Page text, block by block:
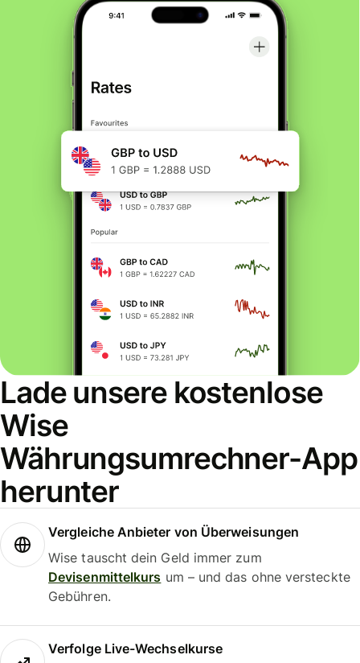
Lade unsere kostenlose
Wise
Währungsumrechner-App
herunter
Vergleiche Anbieter von Überweisungen
Wise tauscht dein Geld immer zum
Devisenmittelkurs um – und das ohne versteckte
Gebühren.
Verfolge Live-Wechselkurse